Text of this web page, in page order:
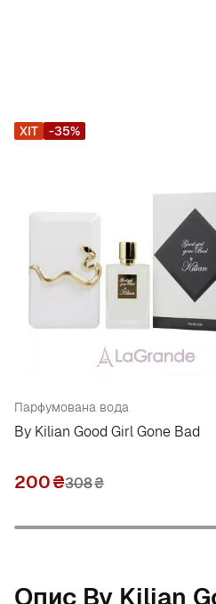
Парфумована вода
By Kilian Good Girl Gone Bad
200₴308₴
ХІТ -35%
Опис By Kilian